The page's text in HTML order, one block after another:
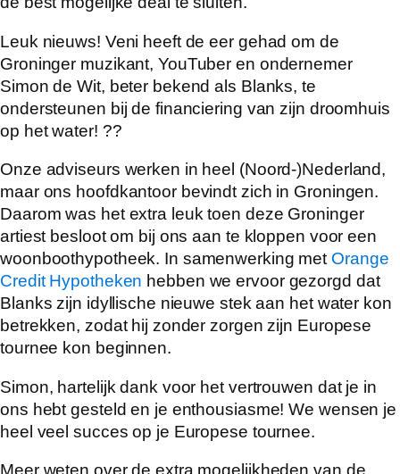
Leuk nieuws! Veni heeft de eer gehad om de
Groninger muzikant, YouTuber en ondernemer
Simon de Wit, beter bekend als Blanks, te
ondersteunen bij de financiering van zijn droomhuis
op het water! ??
Onze adviseurs werken in heel (Noord-)Nederland,
maar ons hoofdkantoor bevindt zich in Groningen.
Daarom was het extra leuk toen deze Groninger
artiest besloot om bij ons aan te kloppen voor een
woonboothypotheek. In samenwerking met Orange
Credit Hypotheken hebben we ervoor gezorgd dat
Blanks zijn idyllische nieuwe stek aan het water kon
betrekken, zodat hij zonder zorgen zijn Europese
tournee kon beginnen.
Simon, hartelijk dank voor het vertrouwen dat je in
ons hebt gesteld en je enthousiasme! We wensen je
heel veel succes op je Europese tournee.
Meer weten over de extra mogelijkheden van de